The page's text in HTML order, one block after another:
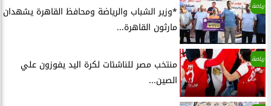
رياضة
*وزير الشباب والرياضة ومحافظ القاهرة يشهدان
مارثون القاهرة...
رياضة
منتخب مصر للناشئات لكرة اليد يفوزون علي
الصين...